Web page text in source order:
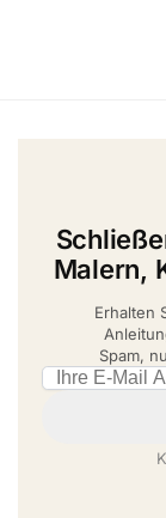
Malern,
Erhalten
Spam,
Email address